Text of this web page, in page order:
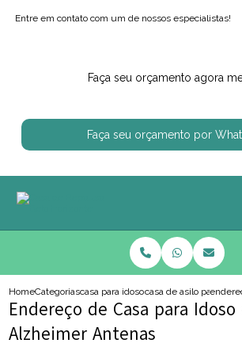
Entre em contato com um de nossos especialistas!
Faça seu orçamento agora
Faça seu orçamento por
HomeCategoriascasa para idososcasa de asilo para
Endereço de Casa para Idoso
Alzheimer Antenas